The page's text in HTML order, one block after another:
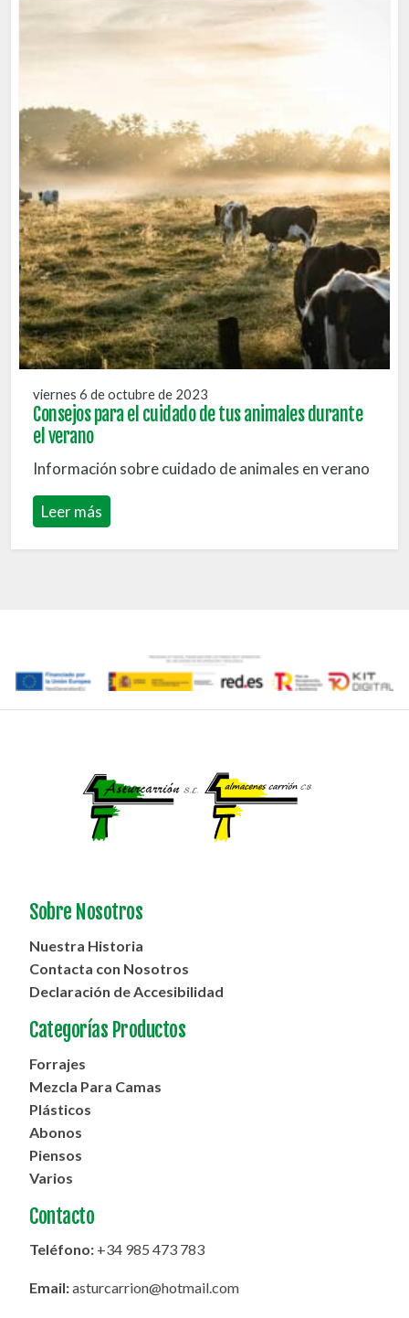
viernes 6 de octubre de 2023
Consejos para el cuidado de tus animales durante
el verano
Información sobre cuidado de animales en verano
Leer más
Sobre Nosotros
Nuestra Historia
Contacta con Nosotros
Declaración de Accesibilidad
Categorías Productos
Forrajes
Mezcla Para Camas
Plásticos
Abonos
Piensos
Varios
Contacto
Teléfono: +34 985 473 783
Email:asturcarrion@hotmail.com